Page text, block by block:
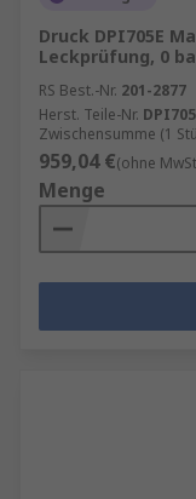
Druck DPI705E
Leckprüfung, 0
RS Best.-Nr. 201-2877
Herst. Teile-Nr.
Zwischensumme (1
959,04 €(ohne
Menge